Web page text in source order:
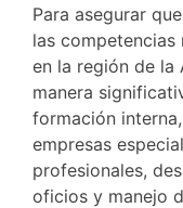
Para asegurar
las competencias
en la región de la
manera
formación
empresas
profesionales,
oficios y manejo